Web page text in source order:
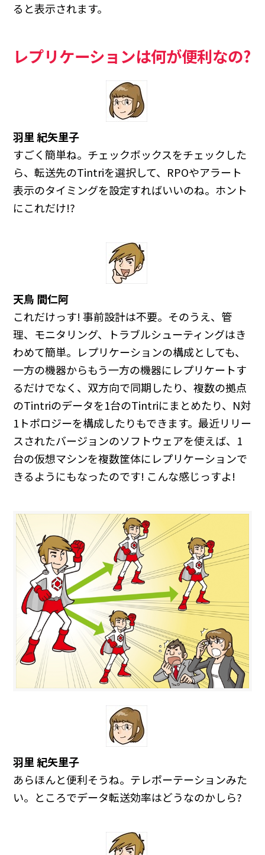
ると表示されます。
レプリケーションは何が便利なの?
羽里 紀矢里子
すごく簡単ね。チェックボックスをチェックした
ら、転送先のTintriを選択して、RPOやアラート
表示のタイミングを設定すればいいのね。ホント
にこれだけ!?
天鳥 間仁阿
これだけっす! 事前設計は不要。そのうえ、管
理、モニタリング、トラブルシューティングはき
わめて簡単。レプリケーションの構成としても、
一方の機器からもう一方の機器にレプリケートす
るだけでなく、双方向で同期したり、複数の拠点
のTintriのデータを1台のTintriにまとめたり、N対
1トポロジーを構成したりもできます。最近リリー
スされたバージョンのソフトウェアを使えば、1
台の仮想マシンを複数筐体にレプリケーションで
きるようにもなったのです! こんな感じっすよ!
羽里 紀矢里子
あらほんと便利そうね。テレポーテーションみた
い。ところでデータ転送効率はどうなのかしら?